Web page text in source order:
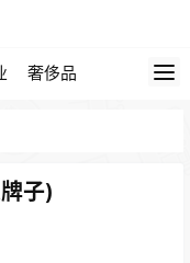
奢侈品
子)